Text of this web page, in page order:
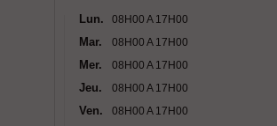
Lun. 08H00 A 17H00
Mar. 08H00 A 17H00
Mer. 08H00 A 17H00
Jeu. 08H00 A 17H00
Ven. 08H00 A 17H00